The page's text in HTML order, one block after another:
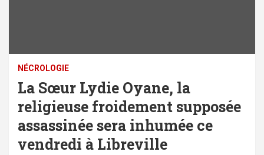
NÉCROLOGIE
La Sœur Lydie Oyane, la
religieuse froidement supposée
assassinée sera inhumée ce
vendredi à Libreville